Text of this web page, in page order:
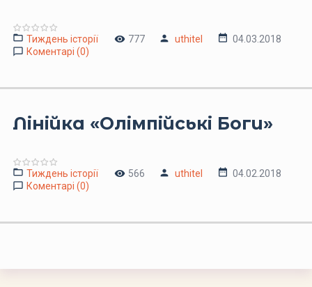
Тиждень історії 777 uthitel
04.03.2018
Коментарі (0)
Лінійка «Олімпійські Боги»
Тиждень історії 566 uthitel
04.02.2018
Коментарі (0)